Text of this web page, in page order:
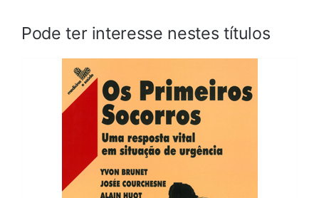
Pode ter interesse nestes títulos